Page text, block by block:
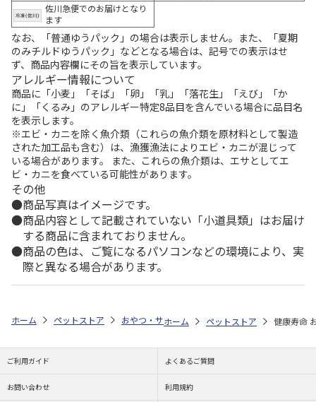
佐川急便でのお届けとなり
ます
なお、「普通ゆうパック」の場合は表示しません。また、「夏期
のみチルドゆうパック」などとなる場合は、記号での表示はせ
ず、商品内容欄にその旨を表示しています。
アレルギー情報について
商品に「小麦」「そば」「卵」「乳」「落花生」「えび」「か
に」「くるみ」のアレルギー特定8品目を含んでいる場合に品目名
を表示します。
※エビ・カニを除く魚介類（これらの魚介類を原材料として製造
された加工品も含む）は、漁獲漁法によりエビ・カニが混じって
いる場合があります。 また、これらの魚介類は、エサとしてエ
ビ・カニを食べている可能性があります。
その他
商品写真はイメージです。
商品内容として記載されていない「小道具類」はお届け
する商品に含まれておりません。
商品の色は、ご覧になるパソコンなどの環境により、実
際と異なる場合があります。
ホーム ペットストア おやつ・サプリ 飲料・サプリ（猫用） ト
ホーム ペットストア 健康寿命
ご利用ガイド よくあるご質問
お問い合わせ 利用規約